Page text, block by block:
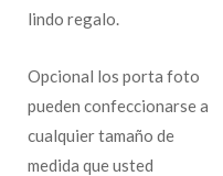
lindo regalo.
Opcional los porta foto
pueden confeccionarse a
cualquier tamaño de
medida que usted